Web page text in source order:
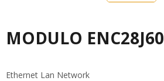
MODULO ENC28J60
Ethernet Lan Network